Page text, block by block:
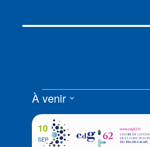
Évènements
À venir
la
date
List
of
SEP
10